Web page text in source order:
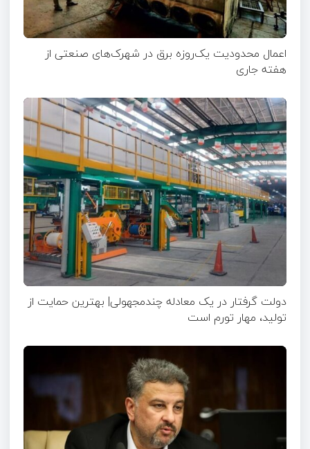
اعمال محدودیت یک‌روزه برق در شهرک‌های صنعتی از
هفته جاری
دولت گرفتار در یک معادله چندمجهولی| بهترین حمایت از
تولید، مهار تورم است